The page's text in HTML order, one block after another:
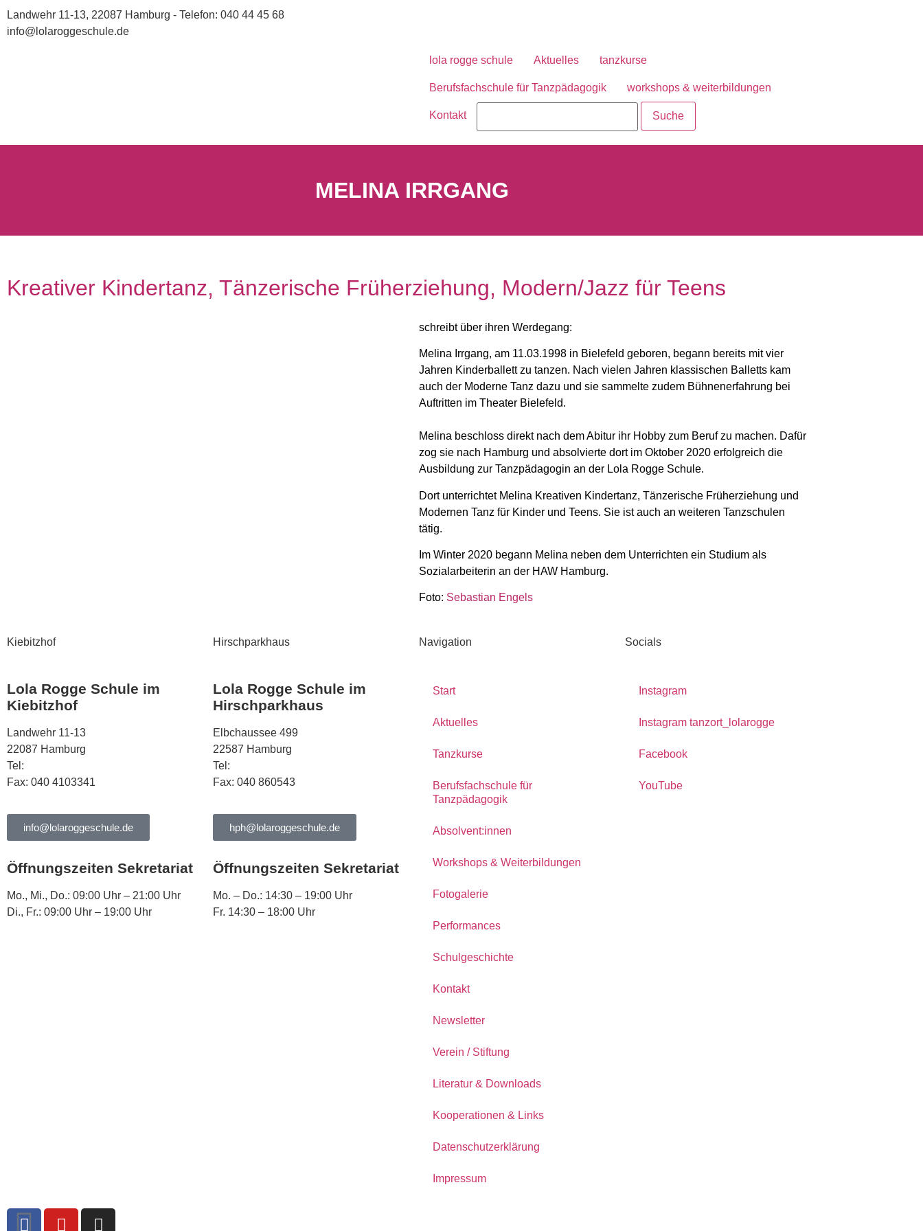
Landwehr 11-13, 22087 Hamburg - Telefon: 040 44 45 68
info@lolaroggeschule.de
lola rogge schule Aktuelles tanzkurse
Berufsfachschule für Tanzpädagogik workshops & weiterbildungen
Kontakt
MELINA IRRGANG
Kreativer Kindertanz, Tänzerische Früherziehung, Modern/Jazz für Teens
schreibt über ihren Werdegang:
Melina Irrgang, am 11.03.1998 in Bielefeld geboren, begann bereits mit vier
Jahren Kinderballett zu tanzen. Nach vielen Jahren klassischen Balletts kam
auch der Moderne Tanz dazu und sie sammelte zudem Bühnenerfahrung bei
Auftritten im Theater Bielefeld.
Melina beschloss direkt nach dem Abitur ihr Hobby zum Beruf zu machen. Dafür
zog sie nach Hamburg und absolvierte dort im Oktober 2020 erfolgreich die
Ausbildung zur Tanzpädagogin an der Lola Rogge Schule.
Dort unterrichtet Melina Kreativen Kindertanz, Tänzerische Früherziehung und
Modernen Tanz für Kinder und Teens. Sie ist auch an weiteren Tanzschulen
tätig.
Im Winter 2020 begann Melina neben dem Unterrichten ein Studium als
Sozialarbeiterin an der HAW Hamburg.
Foto: Sebastian Engels
Kiebitzhof
Lola Rogge Schule im
Kiebitzhof
Landwehr 11-13
22087 Hamburg
Tel:
Fax: 040 4103341
info@lolaroggeschule.de
Öffnungszeiten Sekretariat
Mo., Mi., Do.: 09:00 Uhr – 21:00 Uhr
Di., Fr.: 09:00 Uhr – 19:00 Uhr
Hirschparkhaus
Lola Rogge Schule im
Hirschparkhaus
Elbchaussee 499
22587 Hamburg
Tel:
Fax: 040 860543
hph@lolaroggeschule.de
Öffnungszeiten Sekretariat
Mo. – Do.: 14:30 – 19:00 Uhr
Fr. 14:30 – 18:00 Uhr
Navigation
Start
Aktuelles
Tanzkurse
Berufsfachschule für
Tanzpädagogik
Absolvent:innen
Workshops & Weiterbildungen
Fotogalerie
Performances
Schulgeschichte
Kontakt
Newsletter
Verein / Stiftung
Literatur & Downloads
Kooperationen & Links
Datenschutzerklärung
Impressum
Socials
Instagram
Instagram tanzort_lolarogge
Facebook
YouTube